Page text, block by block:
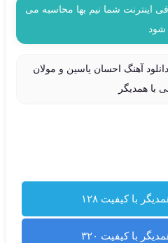
اینترنت شما نیم بها محاسبه می
شود
دانلود آهنگ احسان یاسین و مولان
با همدیگر
با کیفیت ۱۲۸
با کیفیت ۳۲۰